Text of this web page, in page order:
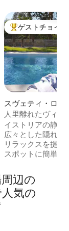
件、5つ星中5つ
大好評のゲスト
ゲストチョイス
スヴェティ・ロヴ
人里離れたヴィラ
ペットOK
イストリアの静か
広々とした隠れ家
リラックスを提供
スポットに簡単に
あるヴィラは、落
イバシー、平和、
供します。 6月から8月の間、チェックイ
辺⁠の
気⁠の